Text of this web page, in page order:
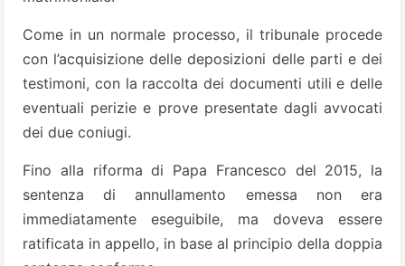
Come in un normale processo, il tribunale procede
con l’acquisizione delle deposizioni delle parti e dei
testimoni, con la raccolta dei documenti utili e delle
eventuali perizie e prove presentate dagli avvocati
dei due coniugi.
Fino alla riforma di Papa Francesco del 2015, la
sentenza di annullamento emessa non era
immediatamente eseguibile, ma doveva essere
ratificata in appello, in base al principio della doppia